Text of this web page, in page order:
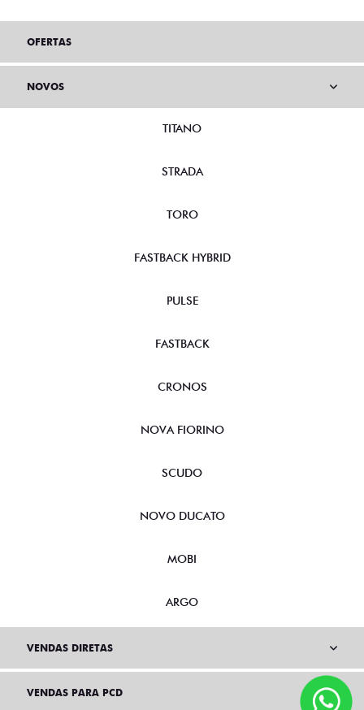
OFERTAS
NOVOS
TITANO
STRADA
TORO
FASTBACK HYBRID
PULSE
FASTBACK
CRONOS
NOVA FIORINO
SCUDO
NOVO DUCATO
MOBI
ARGO
VENDAS DIRETAS
VENDAS PARA PCD